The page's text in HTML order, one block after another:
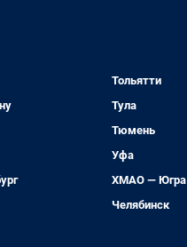
Тольятти
Тула
Тюмень
Уфа
ХМАО — Югра
Челябинск